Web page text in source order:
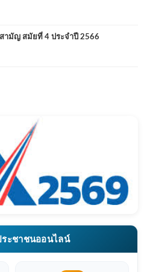
มัญ สมัยที่ 4 ประจำปี 2566
ระชาชนออนไลน์